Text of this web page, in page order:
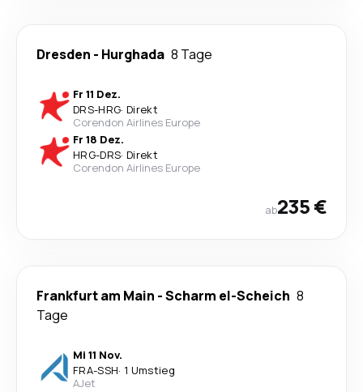
Dresden - Hurghada 8 Tage
Fr 11 Dez.
DRS-HRG· Direkt
Corendon Airlines Europe
Fr 18 Dez.
HRG-DRS· Direkt
Corendon Airlines Europe
ab235 €
Frankfurt am Main -Scharm el-Scheich 8
Tage
Mi 11 Nov.
FRA-SSH· 1 Umstieg
AJet